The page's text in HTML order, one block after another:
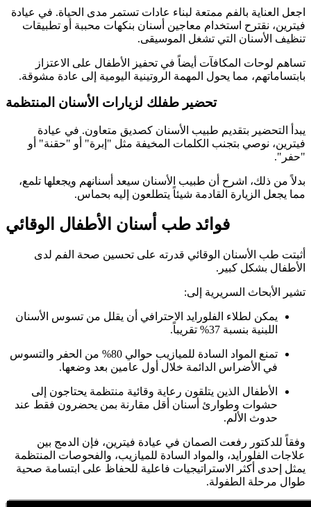
اجعل العناية بالفم ممتعة لبناء عادات تستمر مدى الحياة. في عيادة
فيترين، نقترح استخدام معاجين أسنان بنكهات محببة أو تطبيقات
تنظيف الأسنان التي تشغل الموسيقى.
تساهم لوحات المكافآت أيضاً في تحفيز الأطفال على الاعتزاز
بابتساماتهم، مما يحول المهمة الروتينية اليومية إلى عادة مشوقة.
تحضير طفلك لزيارات الأسنان المنتظمة
يبدأ التحضير بتقديم طبيب الأسنان كصديق متعاون. في عيادة
فيترين، نوصي بتجنب الكلمات المخيفة مثل "إبرة" أو "حقنة" أو
"حفر".
بدلاً من ذلك، اشرح أن طبيب الأسنان سيعد أسنانهم ويجعلها تلمع،
مما يجعل الزيارة القادمة شيئاً يتطلعون إليه بحماس.
فوائد طب أسنان الأطفال الوقائي
أثبتت طب الأسنان الوقائي قدرته على تحسين صحة الفم لدى
الأطفال بشكل كبير.
تشير الأبحاث السريرية إلى:
يمكن لطلاء الفلورايد الاحترافي أن يقلل من تسوس الأسنان
اللبنية بنسبة 37% تقريباً.
تمنع المواد السادة للميازيب حوالي 80% من الحفر والتسوس
في الأضراس الدائمة خلال أول عامين بعد وضعها.
الأطفال الذين يتلقون رعاية وقائية منتظمة يحتاجون إلى
حشوات وطوارئ أسنان أقل مقارنة بمن يحضرون فقط عند
حدوث الألم.
وفقاً للدكتور رفعت الصمان في عيادة فيترين، فإن الدمج بين
علاجات الفلورايد، والمواد السادة للميازيب، والفحوصات المنتظمة
يمثل إحدى أكثر الاستراتيجيات فاعلية للحفاظ على ابتسامة صحية
طوال مرحلة الطفولة.